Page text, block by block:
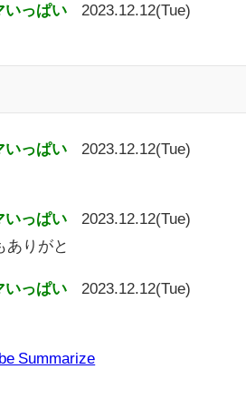
いっぱい
2023.12.12(Tue)
いっぱい
2023.12.12(Tue)
いっぱい
2023.12.12(Tue)
ありがと
いっぱい
2023.12.12(Tue)
Summarize